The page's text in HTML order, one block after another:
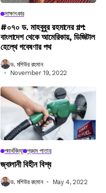
সাক্ষাৎকার
#০৭০ ড. মাহবুবুর রহমানের গল্প:
বাংলাদেশ থেকে আমেরিকায়, ডিজিটাল
হেল্থে গবেষণার পথ
ড. মশিউর রহমান
November 19, 2022
পদার্থবিদ্যা প্রথম পাতায়
জ্বালানী বিহীন বিশ্ব
ড. মশিউর রহমান May 4, 2022